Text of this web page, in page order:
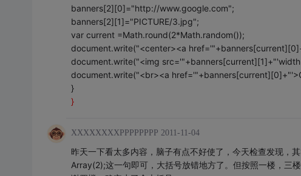
banners[2][0]="http://www.google.com";
banners[2][1]="PICTURE/3.jpg";
var current =Math.round(2*Math.random());
document.write("<center><a
document.write("<img
document.write("<br><a
}
}
XXXXXXXXPPPPPPPP 2011-11-04
昨天一下看太多内容，脑子有点不好使了，今天检查发现，
Array(2);这一句即可，大括号放错地方了。但按照一楼，三